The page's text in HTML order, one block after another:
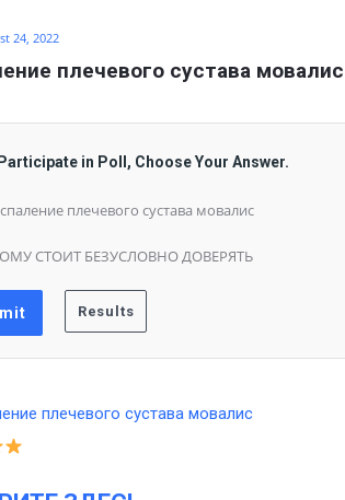
24, 2022
плечевого сустава мовалис
in Poll, Choose Your Answer.
плечевого сустава мовалис
СТОИТ БЕЗУСЛОВНО ДОВЕРЯТЬ